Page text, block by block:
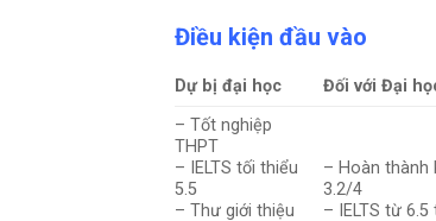
Điều kiện đầu vào
Dự bị đại học Đối với Đại
– Tốt nghiệp
THPT
– IELTS tối thiểu
5.5
– Thư giới thiệu
– Hoàn thành
3.2/4
– IELTS từ